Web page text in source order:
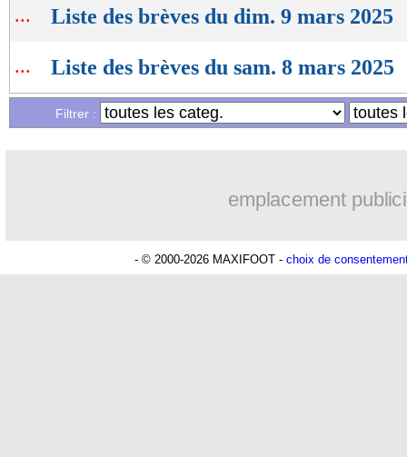
... Liste des brèves du dim. 9 mars 2025
... Liste des brèves du sam. 8 mars 2025
Filtrer :
emplacement
- © 2000-2026 MAXIFOOT - choix de